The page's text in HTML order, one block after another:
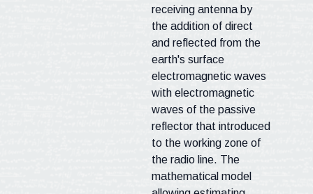
receiving antenna by
the addition of direct
and reflected from the
earth's surface
electromagnetic waves
with electromagnetic
waves of the passive
reflector that introduced
to the working zone of
the radio line. The
mathematical model